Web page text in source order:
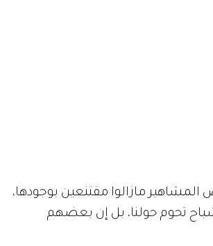
مازالوا مقتنعين بوجودها،
تحوم حولنا، بل إن بعضهم